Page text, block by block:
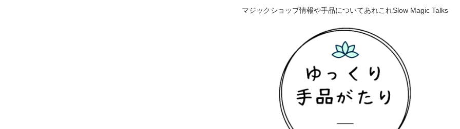
マジックショップ情報や手品についてあれこれSlow Magic Talks